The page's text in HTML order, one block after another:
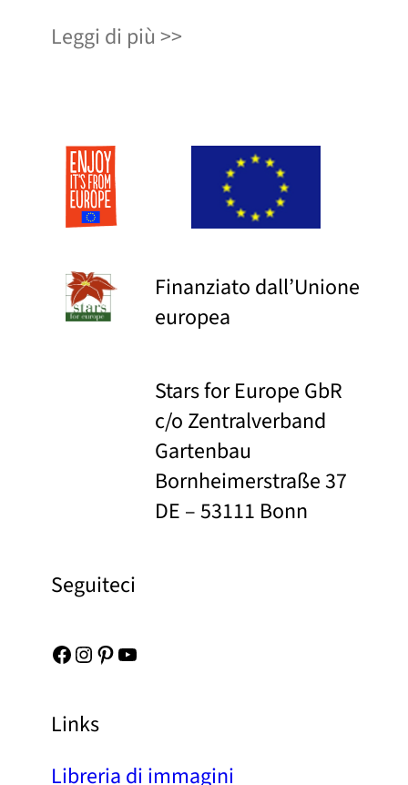
Leggi di più
Finanziato dall’Unione
europea
Stars for Europe GbR
c/o Zentralverband
Gartenbau
Bornheimerstraße 37
DE – 53111 Bonn
Seguiteci
Facebook Instagram Pinterest YouTube
Links
Libreria di immagini